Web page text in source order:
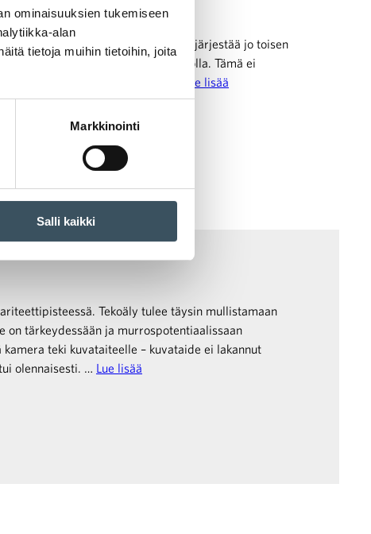
ominaisuuksien tukemiseen
alan
tietoja muihin tietoihin, joita
Markkinointi
Salli kaikki
eikä syyttä. Niinpä päätimme järjestää jo toisen
Antin ja Sanin johdolla. Tämä ei
koulutus, vaan työpaja, jossa …
Lue lisää
Tekoäly tulee täysin mullistamaan
on tärkeydessään ja murrospotentiaalissaan
teki kuvataiteelle – kuvataide ei lakannut
olennaisesti. … Lue lisää